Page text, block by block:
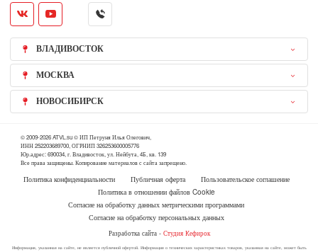
ВЛАДИВОСТОК
МОСКВА
НОВОСИБИРСК
© 2009-2026 ATVL.su © ИП Петруня Илья Олегович,
ИНН 252203689700, ОГРНИП 326253600005776
Юр.адрес: 690034, г. Владивосток, ул. Нейбута, 4Б, кв. 139
Все права защищены. Копирование материалов с сайта запрещено.
Политика конфиденциальности Публичная оферта
Пользовательское соглашение
Политика в отношении файлов Cookie
Согласие на обработку данных метрическими программами
Согласие на обработку персональных данных
Разработка сайта - Студия Кефирок
Информация, указанная на сайте, не является публичной офертой. Информация о технических характеристиках товаров, указанная на сайте, может быть